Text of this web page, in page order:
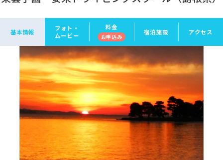
基本情報
フォト・
ムービー
料金
お申込み
宿泊施設 アクセス